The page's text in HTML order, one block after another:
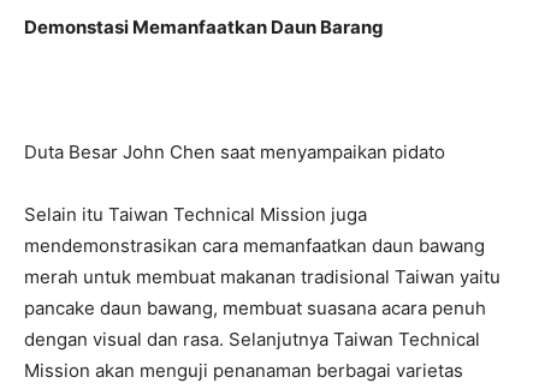
Demonstasi Memanfaatkan Daun Barang
Duta Besar John Chen saat menyampaikan pidato
Selain itu Taiwan Technical Mission juga
mendemonstrasikan cara memanfaatkan daun bawang
merah untuk membuat makanan tradisional Taiwan yaitu
pancake daun bawang, membuat suasana acara penuh
dengan visual dan rasa. Selanjutnya Taiwan Technical
Mission akan menguji penanaman berbagai varietas